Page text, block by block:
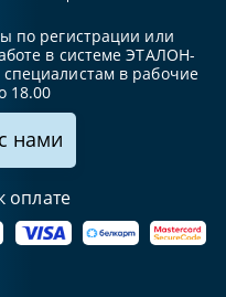
по регистрации или
в системе ЭТАЛОН-
в рабочие
18.00
нами
оплате